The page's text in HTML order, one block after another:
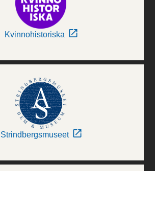
Kvinnohistoriska
Strindbergsmuseet